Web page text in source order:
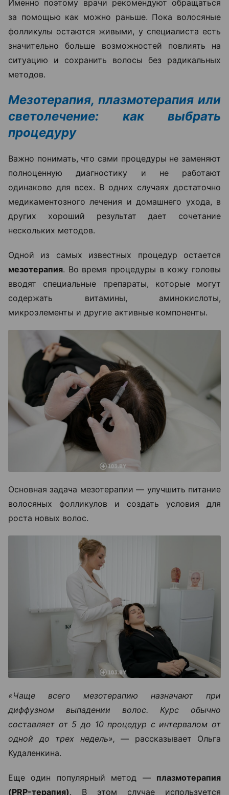
Именно поэтому врачи рекомендуют обращаться
за помощью как можно раньше. Пока волосяные
фолликулы остаются живыми, у специалиста есть
значительно больше возможностей повлиять на
ситуацию и сохранить волосы без радикальных
методов.
Мезотерапия, плазмотерапия или
светолечение: как выбрать
процедуру
Важно понимать, что сами процедуры не заменяют
полноценную диагностику и не работают
одинаково для всех. В одних случаях достаточно
медикаментозного лечения и домашнего ухода, в
других хороший результат дает сочетание
нескольких методов.
Одной из самых известных процедур остается
мезотерапия. Во время процедуры в кожу головы
вводят специальные препараты, которые могут
содержать витамины, аминокислоты,
микроэлементы и другие активные компоненты.
Основная задача мезотерапии — улучшить питание
волосяных фолликулов и создать условия для
роста новых волос.
«Чаще всего мезотерапию назначают при
диффузном выпадении волос. Курс обычно
составляет от 5 до 10 процедур с интервалом от
одной до трех недель», — рассказывает Ольга
Кудаленкина.
Еще один популярный метод — плазмотерапия
(PRP-терапия). В этом случае используется